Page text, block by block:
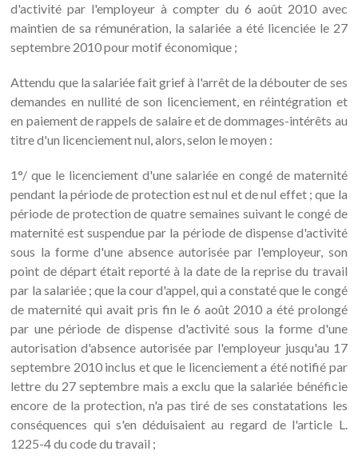
d'activité par l'employeur à compter du 6 août 2010 avec
maintien de sa rémunération, la salariée a été licenciée le 27
septembre 2010 pour motif économique ;
Attendu que la salariée fait grief à l'arrêt de la débouter de ses
demandes en nullité de son licenciement, en réintégration et
en paiement de rappels de salaire et de dommages-intérêts au
titre d'un licenciement nul, alors, selon le moyen :
1°/ que le licenciement d'une salariée en congé de maternité
pendant la période de protection est nul et de nul effet ; que la
période de protection de quatre semaines suivant le congé de
maternité est suspendue par la période de dispense d'activité
sous la forme d'une absence autorisée par l'employeur, son
point de départ était reporté à la date de la reprise du travail
par la salariée ; que la cour d'appel, qui a constaté que le congé
de maternité qui avait pris fin le 6 août 2010 a été prolongé
par une période de dispense d'activité sous la forme d'une
autorisation d'absence autorisée par l'employeur jusqu'au 17
septembre 2010 inclus et que le licenciement a été notifié par
lettre du 27 septembre mais a exclu que la salariée bénéficie
encore de la protection, n'a pas tiré de ses constatations les
conséquences qui s'en déduisaient au regard de l'article L.
1225-4 du code du travail ;